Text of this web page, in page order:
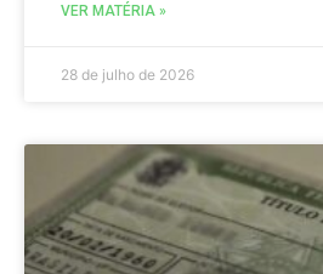
VER MATÉRIA »
28 de julho de 2026